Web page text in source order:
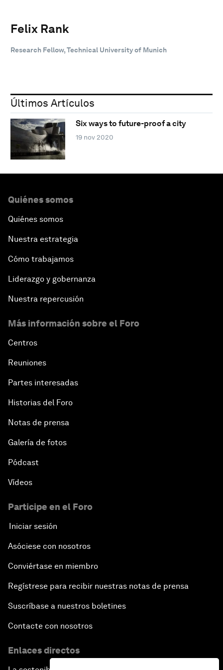
Felix Rank
Research Fellow, Technical University of Munich
Últimos Artículos
Six ways to future-proof a city
19 nov 2020
Quiénes somos
Quiénes somos
Nuestra estrategia
Cómo trabajamos
Liderazgo y gobernanza
Nuestra repercusión
Más información sobre el Foro
Centros
Reuniones
Partes interesadas
Historias del Foro
Notas de prensa
Galería de fotos
Pódcast
Vídeos
Participe en el Foro
Iniciar sesión
Asóciese con nosotros
Conviértase en miembro
Regístrese para recibir nuestras notas de prensa
Suscríbase a nuestros boletines
Contacte con nosotros
Enlaces directos